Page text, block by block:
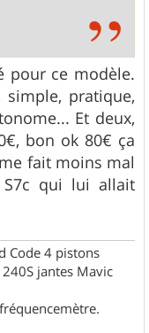
pour ce modèle.
pratique,
Et deux,
bon ok 80€ ça
fait moins mal
qui lui allait
Code 4 pistons
jantes Mavic